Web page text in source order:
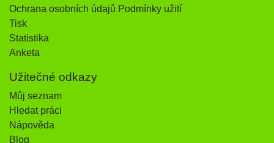
Ochrana osobních údajů Podmínky užití
Tisk
Statistika
Anketa
Užitečné odkazy
Můj seznam
Hledat práci
Nápověda
Blog